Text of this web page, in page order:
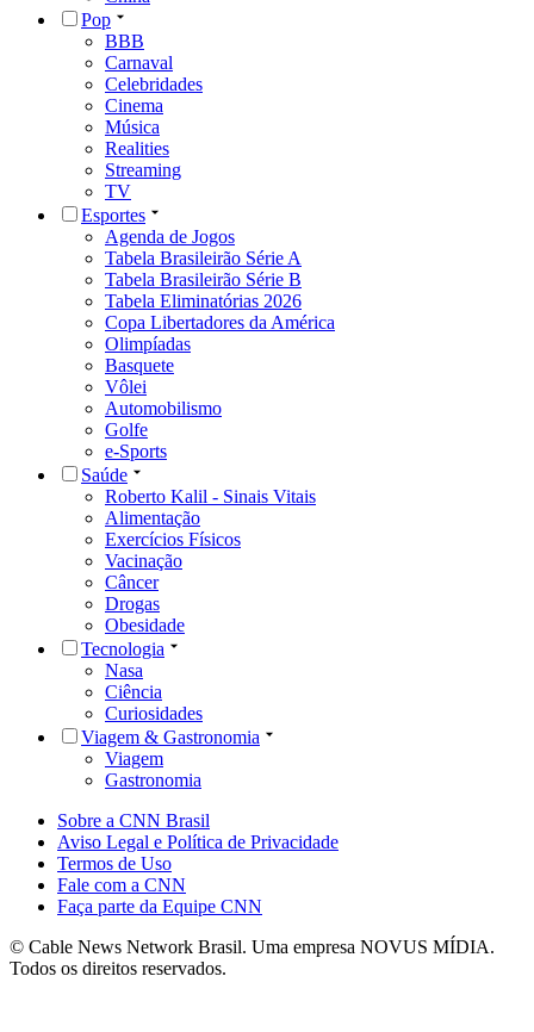
Pop
BBB
Carnaval
Celebridades
Cinema
Música
Realities
Streaming
TV
Esportes
Agenda de Jogos
Tabela Brasileirão Série A
Tabela Brasileirão Série B
Tabela Eliminatórias 2026
Copa Libertadores da América
Olimpíadas
Basquete
Vôlei
Automobilismo
Golfe
e-Sports
Saúde
Roberto Kalil - Sinais Vitais
Alimentação
Exercícios Físicos
Vacinação
Câncer
Drogas
Obesidade
Tecnologia
Nasa
Ciência
Curiosidades
Viagem & Gastronomia
Viagem
Gastronomia
Sobre a CNN Brasil
Aviso Legal e Política de Privacidade
Termos de Uso
Fale com a CNN
Faça parte da Equipe CNN
© Cable News Network Brasil. Uma empresa NOVUS MÍDIA.
Todos os direitos reservados.